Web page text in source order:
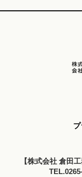
【株式会社 倉田